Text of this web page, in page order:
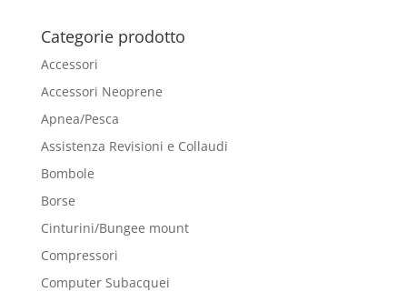
Categorie prodotto
Accessori
Accessori Neoprene
Apnea/Pesca
Assistenza Revisioni e Collaudi
Bombole
Borse
Cinturini/Bungee mount
Compressori
Computer Subacquei